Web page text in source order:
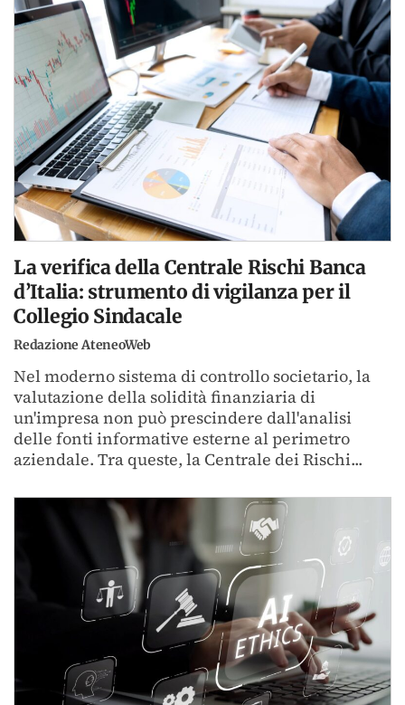
La verifica della Centrale Rischi Banca
d’Italia: strumento di vigilanza per il
Collegio Sindacale
Redazione AteneoWeb
Nel moderno sistema di controllo societario, la
valutazione della solidità finanziaria di
un'impresa non può prescindere dall'analisi
delle fonti informative esterne al perimetro
aziendale. Tra queste, la Centrale dei Rischi...